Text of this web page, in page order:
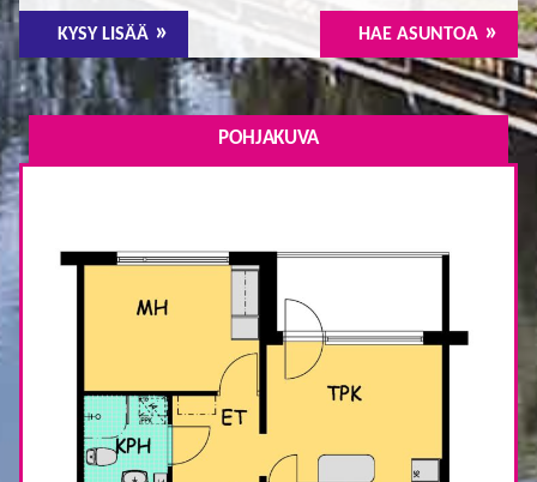
KYSY LISÄÄ HAE ASUNTOA
POHJAKUVA